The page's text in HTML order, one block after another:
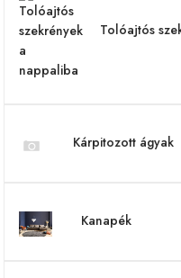
Tolóajtós
Kárpitozott ágyak
Kanapék